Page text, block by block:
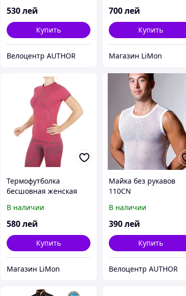
530лей
Купить
Велоцентр AUTHOR
700лей
Купить
Магазин LiMon
Термофутболка
бесшовная женская
В наличии
580лей
Купить
Магазин LiMon
Майка без рукавов
110CN
В наличии
390лей
Купить
Велоцентр AUTHOR